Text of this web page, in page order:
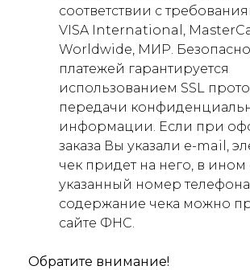
соответствии с
VISA International,
Worldwide, МИР.
платежей гарантируется
использованием SSL
передачи
информации. Если при
заказа Вы указали e-mail,
чек придет на него, в ином
указанный номер
содержание чека можно
сайте ФНС.
Обратите внимание!